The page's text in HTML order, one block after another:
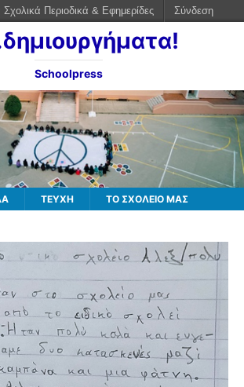
Schoolpress
ΤΕΥΧΗ ΤΟ ΣΧΟΛΕΙΟ ΜΑΣ
Σχολικά Περιοδικά & Εφημερίδες Σύνδεση